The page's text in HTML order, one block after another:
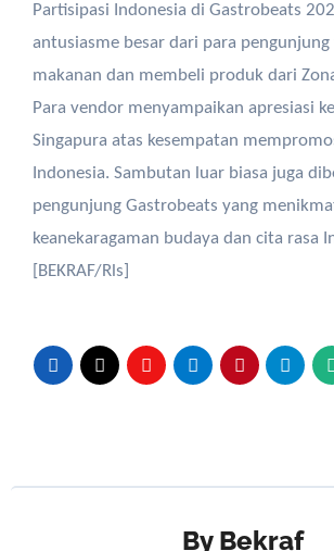
Partisipasi Indonesia di Gastrobeats
antusiasme besar dari para
makanan dan membeli produk dari
Para vendor menyampaikan apresiasi
Singapura atas kesempatan
Indonesia. Sambutan luar biasa juga
pengunjung Gastrobeats yang
keanekaragaman budaya dan cita rasa
[BEKRAF/Rls]
By Bekraf